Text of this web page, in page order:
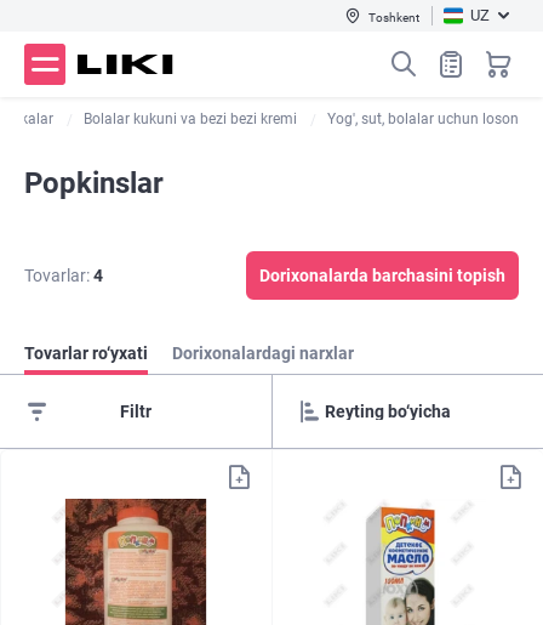
Toshkent UZ
Bolalar kukuni va bezi bezi kremi Yog', sut, bolalar uchun loson
Popkinslar
Tovarlar:4 Dorixonalarda barchasini topish
Tovarlar ro‘yxati Dorixonalardagi narxlar
Filtr